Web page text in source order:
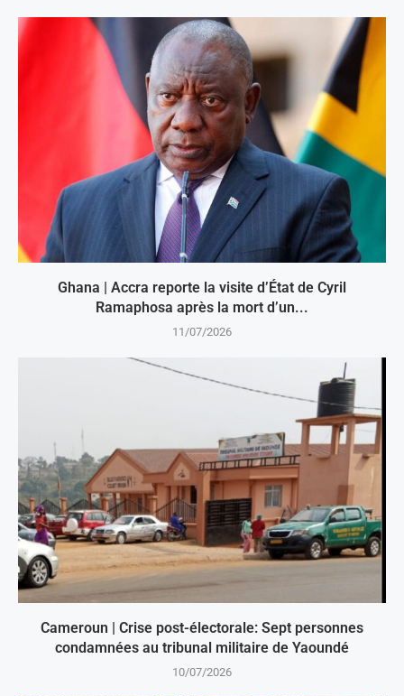
Ghana | Accra reporte la visite d’État de Cyril
Ramaphosa après la mort d’un...
11/07/2026
Cameroun | Crise post-électorale: Sept personnes
condamnées au tribunal militaire de Yaoundé
10/07/2026